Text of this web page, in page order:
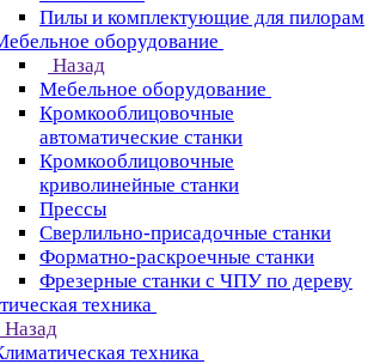
Пилы и комплектующие для пилорам
оборудование
Назад
Мебельное оборудование
Кромкооблицовочные
автоматические станки
Кромкооблицовочные
криволинейные станки
Прессы
Сверлильно-присадочные станки
Форматно-раскроечные станки
Фрезерные станки с ЧПУ по дереву
техника
Назад
техника